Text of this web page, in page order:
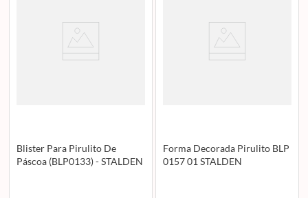
Blister Para Pirulito De
Páscoa (BLP0133) - STALDEN
Forma Decorada Pirulito BLP
0157 01 STALDEN